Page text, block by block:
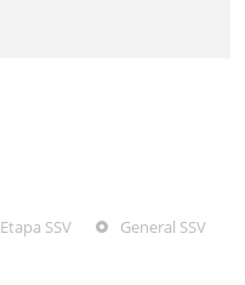
Etapa SSV General SSV